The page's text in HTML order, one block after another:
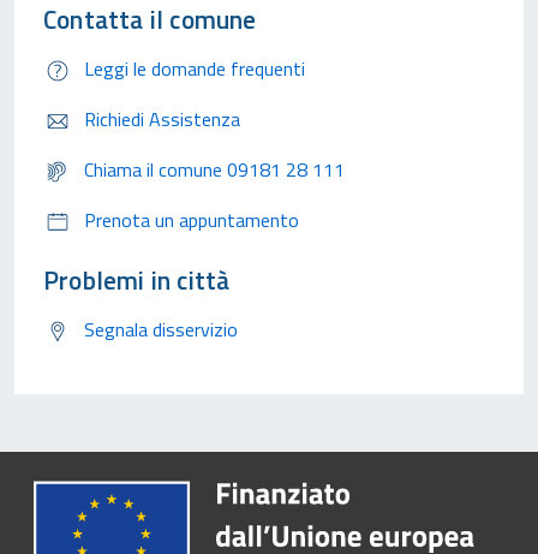
Contatta il comune
Leggi le domande frequenti
Richiedi Assistenza
Chiama il comune 09181 28 111
Prenota un appuntamento
Problemi in città
Segnala disservizio